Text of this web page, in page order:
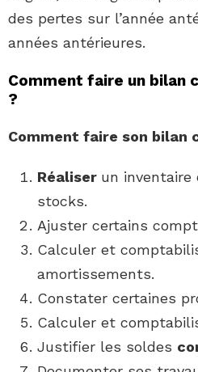
des pertes sur l’année
années antérieures.
Comment faire un bilan
?
Comment faire son bilan
Réaliser un
stocks.
Ajuster certains
Calculer et
amortissements.
Constater certaines
Calculer et
Justifier les soldes